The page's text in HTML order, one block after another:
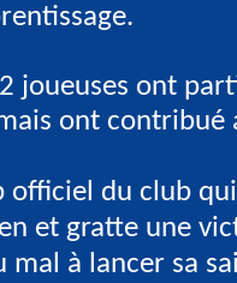
joueuses ont
ont contribué
officiel du club
et gratte une
mal à lancer sa